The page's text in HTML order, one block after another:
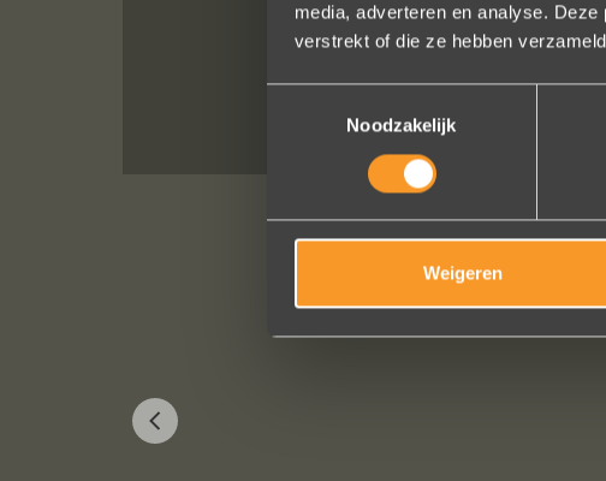
media, adverteren en analyse.
verstrekt of die ze hebben
Noodzakelijk
Weigeren